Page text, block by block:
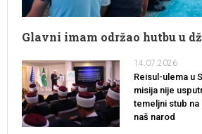
Glavni imam održao hutbu u
14.07.2026
Reisul-ulema u
misija nije
temeljni stub
naš narod